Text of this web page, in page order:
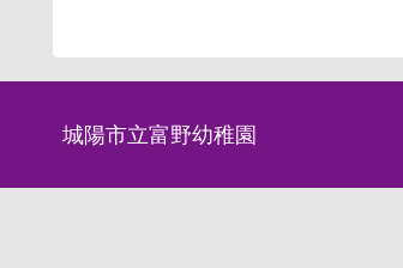
城陽市立富野幼稚園